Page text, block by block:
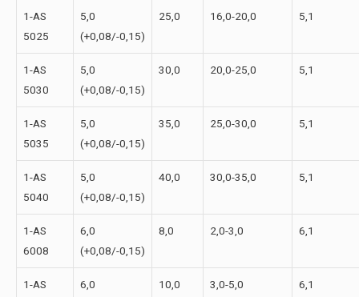
1-АS
5025
5,0
(+0,08/-0,15)
25,0 16,0-20,0 5,1
1-АS
5030
5,0
(+0,08/-0,15)
30,0 20,0-25,0 5,1
1-АS
5035
5,0
(+0,08/-0,15)
35,0 25,0-30,0 5,1
1-АS
5040
5,0
(+0,08/-0,15)
40,0 30,0-35,0 5,1
1-АS
6008
6,0
(+0,08/-0,15)
8,0 2,0-3,0 6,1
1-АS
6,0
10,0 3,0-5,0 6,1